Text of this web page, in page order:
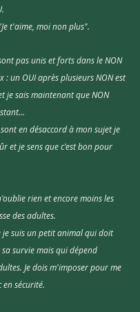
t'aime, moi non plus".
pas unis et forts dans le NON
: un OUI après plusieurs NON est
je sais maintenant que NON
en désaccord à mon sujet je
et je sens que c'est bon pour
rien et encore moins les
des adultes.
je suis un petit animal qui doit
survie mais quidépend
Je dois m'imposer pour me
sécurité.